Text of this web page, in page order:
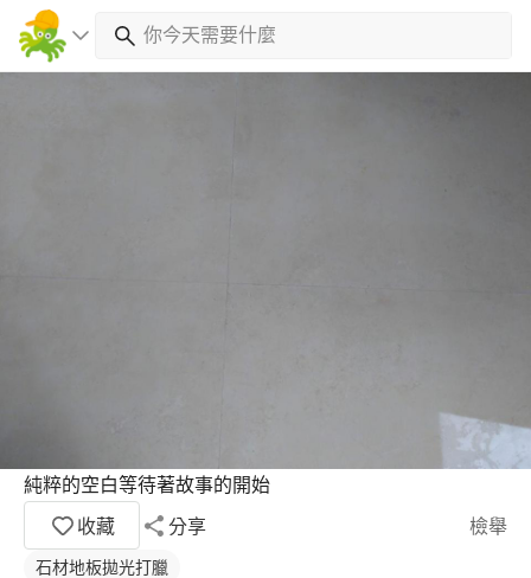
純粹的空白等待著故事的開始
收藏
分享 檢舉
石材地板拋光打臘